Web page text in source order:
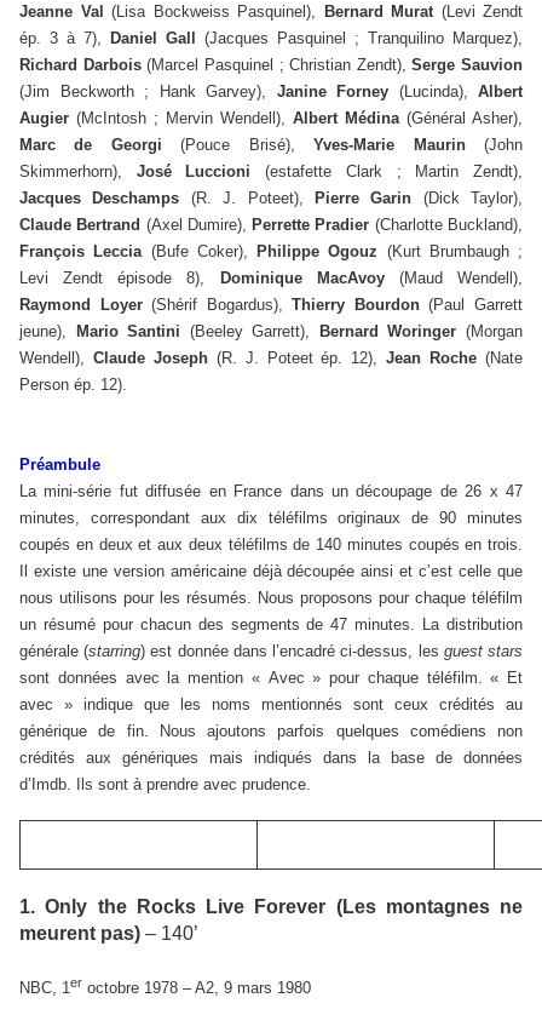
Jeanne Val (Lisa Bockweiss Pasquinel), Bernard Murat (Levi Zendt
ép. 3 à 7), Daniel Gall (Jacques Pasquinel ; Tranquilino Marquez),
Richard Darbois(Marcel Pasquinel ; Christian Zendt),Serge Sauvion
(Jim Beckworth ; Hank Garvey), Janine Forney (Lucinda), Albert
Augier (McIntosh ; Mervin Wendell), Albert Médina (Général Asher),
Marc de Georgi (Pouce Brisé),Yves-Marie Maurin(John
Skimmerhorn), José Luccioni (estafette Clark ; Martin Zendt),
Jacques Deschamps (R. J. Poteet), Pierre Garin (Dick Taylor),
Claude Bertrand (Axel Dumire),Perrette Pradier (Charlotte Buckland),
François Leccia (Bufe Coker), Philippe Ogouz (Kurt Brumbaugh ;
Levi Zendt épisode 8), Dominique MacAvoy(Maud Wendell),
Raymond Loyer(Shérif Bogardus),Thierry Bourdon(Paul Garrett
jeune), Mario Santini (Beeley Garrett), Bernard Woringer (Morgan
Wendell), Claude Joseph(R. J. Poteet ép. 12),Jean Roche (Nate
Person ép. 12).
Préambule
La mini-série fut diffusée en France dans un découpage de 26 x 47
minutes, correspondant aux dix téléfilms originaux de 90 minutes
coupés en deux et aux deux téléfilms de 140 minutes coupés en trois.
Il existe une version américaine déjà découpée ainsi et c’est celle que
nous utilisons pour les résumés. Nous proposons pour chaque téléfilm
un résumé pour chacun des segments de 47 minutes. La distribution
générale (starring) est donnée dans l’encadré ci-dessus, les guest stars
sont données avec la mention « Avec » pour chaque téléfilm. « Et
avec » indique que les noms mentionnés sont ceux crédités au
générique de fin. Nous ajoutons parfois quelques comédiens non
crédités aux génériques mais indiqués dans la base de données
d’Imdb. Ils sont à prendre avec prudence.
1. Only the Rocks Live Forever (Les montagnes ne
meurent pas) – 140’
NBC, 1er octobre 1978 – A2, 9 mars 1980